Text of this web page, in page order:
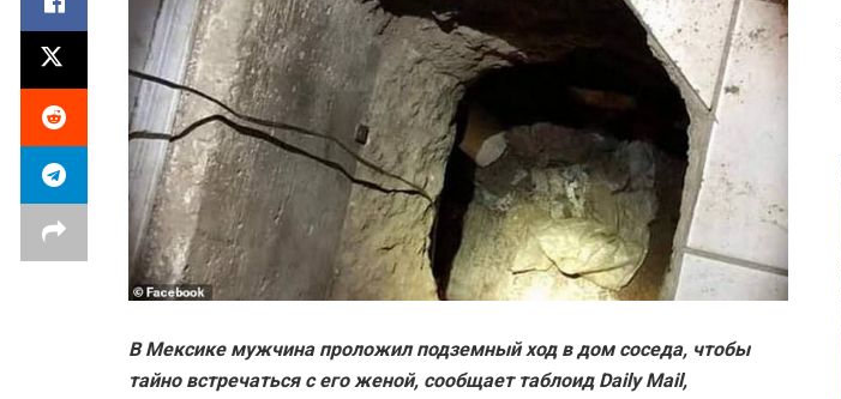
В Мексике мужчина проложил подземный ход в дом соседа, чтобы
тайно встречаться с его женой, сообщает таблоид Daily Mail,